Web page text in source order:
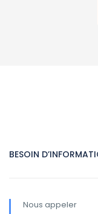
BESOIN
Nous appeler